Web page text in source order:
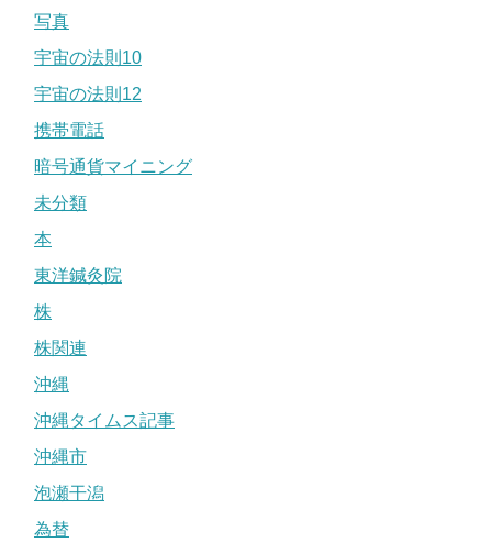
写真
宇宙の法則10
宇宙の法則12
携帯電話
暗号通貨マイニング
未分類
本
東洋鍼灸院
株
株関連
沖縄
沖縄タイムス記事
沖縄市
泡瀬干潟
為替